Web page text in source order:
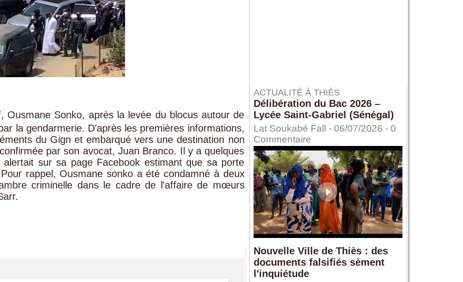
Ousmane Sonko, après la levée du blocus autour de
la gendarmerie. D'après les premières informations,
du Gign et embarqué vers une destination non
par son avocat, Juan Branco. Il y a quelques
sur sa page Facebook estimant que sa porte
rappel, Ousmane sonko a été condamné à deux
criminelle dans le cadre de l'affaire de mœurs
ACTUALITÉ À THIÈS
Délibération du Bac 2026 –
Lycée Saint-Gabriel (Sénégal)
Lat Soukabé Fall - 06/07/2026 - 0
Commentaire
Nouvelle Ville de Thiès : des
documents falsifiés sèment
l'inquiétude